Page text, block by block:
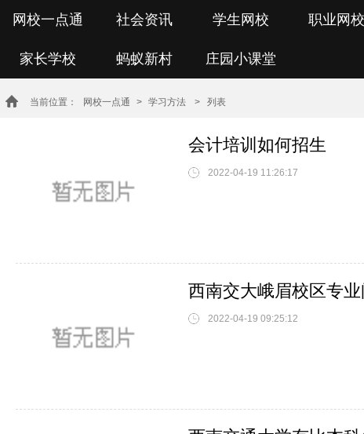
网校一点通 社会资讯 学生网校 职业网校
家长学校 蚂蚁新村 庄园小课堂
当前位置： 网校一点通 > 学习方法 > 列表
会计培训如何招生
2022-04-19 11:26:17
西南交大峨眉校区专
2022-04-19 09:25:12